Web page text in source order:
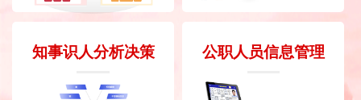
知事识人分析决策 公职人员信息管理